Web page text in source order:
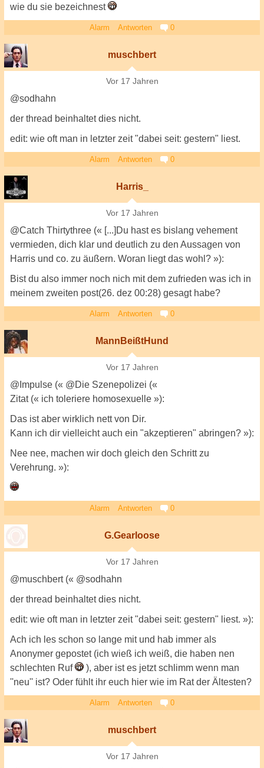
wie du sie bezeichnest
Alarm Antworten 0
muschbert
Vor 17 Jahren
@sodhahn
der thread beinhaltet dies nicht.
edit: wie oft man in letzter zeit "dabei seit: gestern" liest.
Alarm Antworten 0
Harris_
Vor 17 Jahren
@Catch Thirtythree (« [...]Du hast es bislang vehement
vermieden, dich klar und deutlich zu den Aussagen von
Harris und co. zu äußern. Woran liegt das wohl? »):
Bist du also immer noch nich mit dem zufrieden was ich in
meinem zweiten post(26. dez 00:28) gesagt habe?
Alarm Antworten 0
MannBeißtHund
Vor 17 Jahren
@Impulse (« @Die Szenepolizei («
Zitat (« ich toleriere homosexuelle »):
Das ist aber wirklich nett von Dir.
Kann ich dir vielleicht auch ein "akzeptieren" abringen? »):
Nee nee, machen wir doch gleich den Schritt zu
Verehrung. »):
Alarm Antworten 0
G.Gearloose
Vor 17 Jahren
@muschbert (« @sodhahn
der thread beinhaltet dies nicht.
edit: wie oft man in letzter zeit "dabei seit: gestern" liest. »):
Ach ich les schon so lange mit und hab immer als
Anonymer gepostet (ich wieß ich weiß, die haben nen
schlechten Ruf
), aber ist es jetzt schlimm wenn man
''neu'' ist? Oder fühlt ihr euch hier wie im Rat der Ältesten?
Alarm Antworten 0
muschbert
Vor 17 Jahren